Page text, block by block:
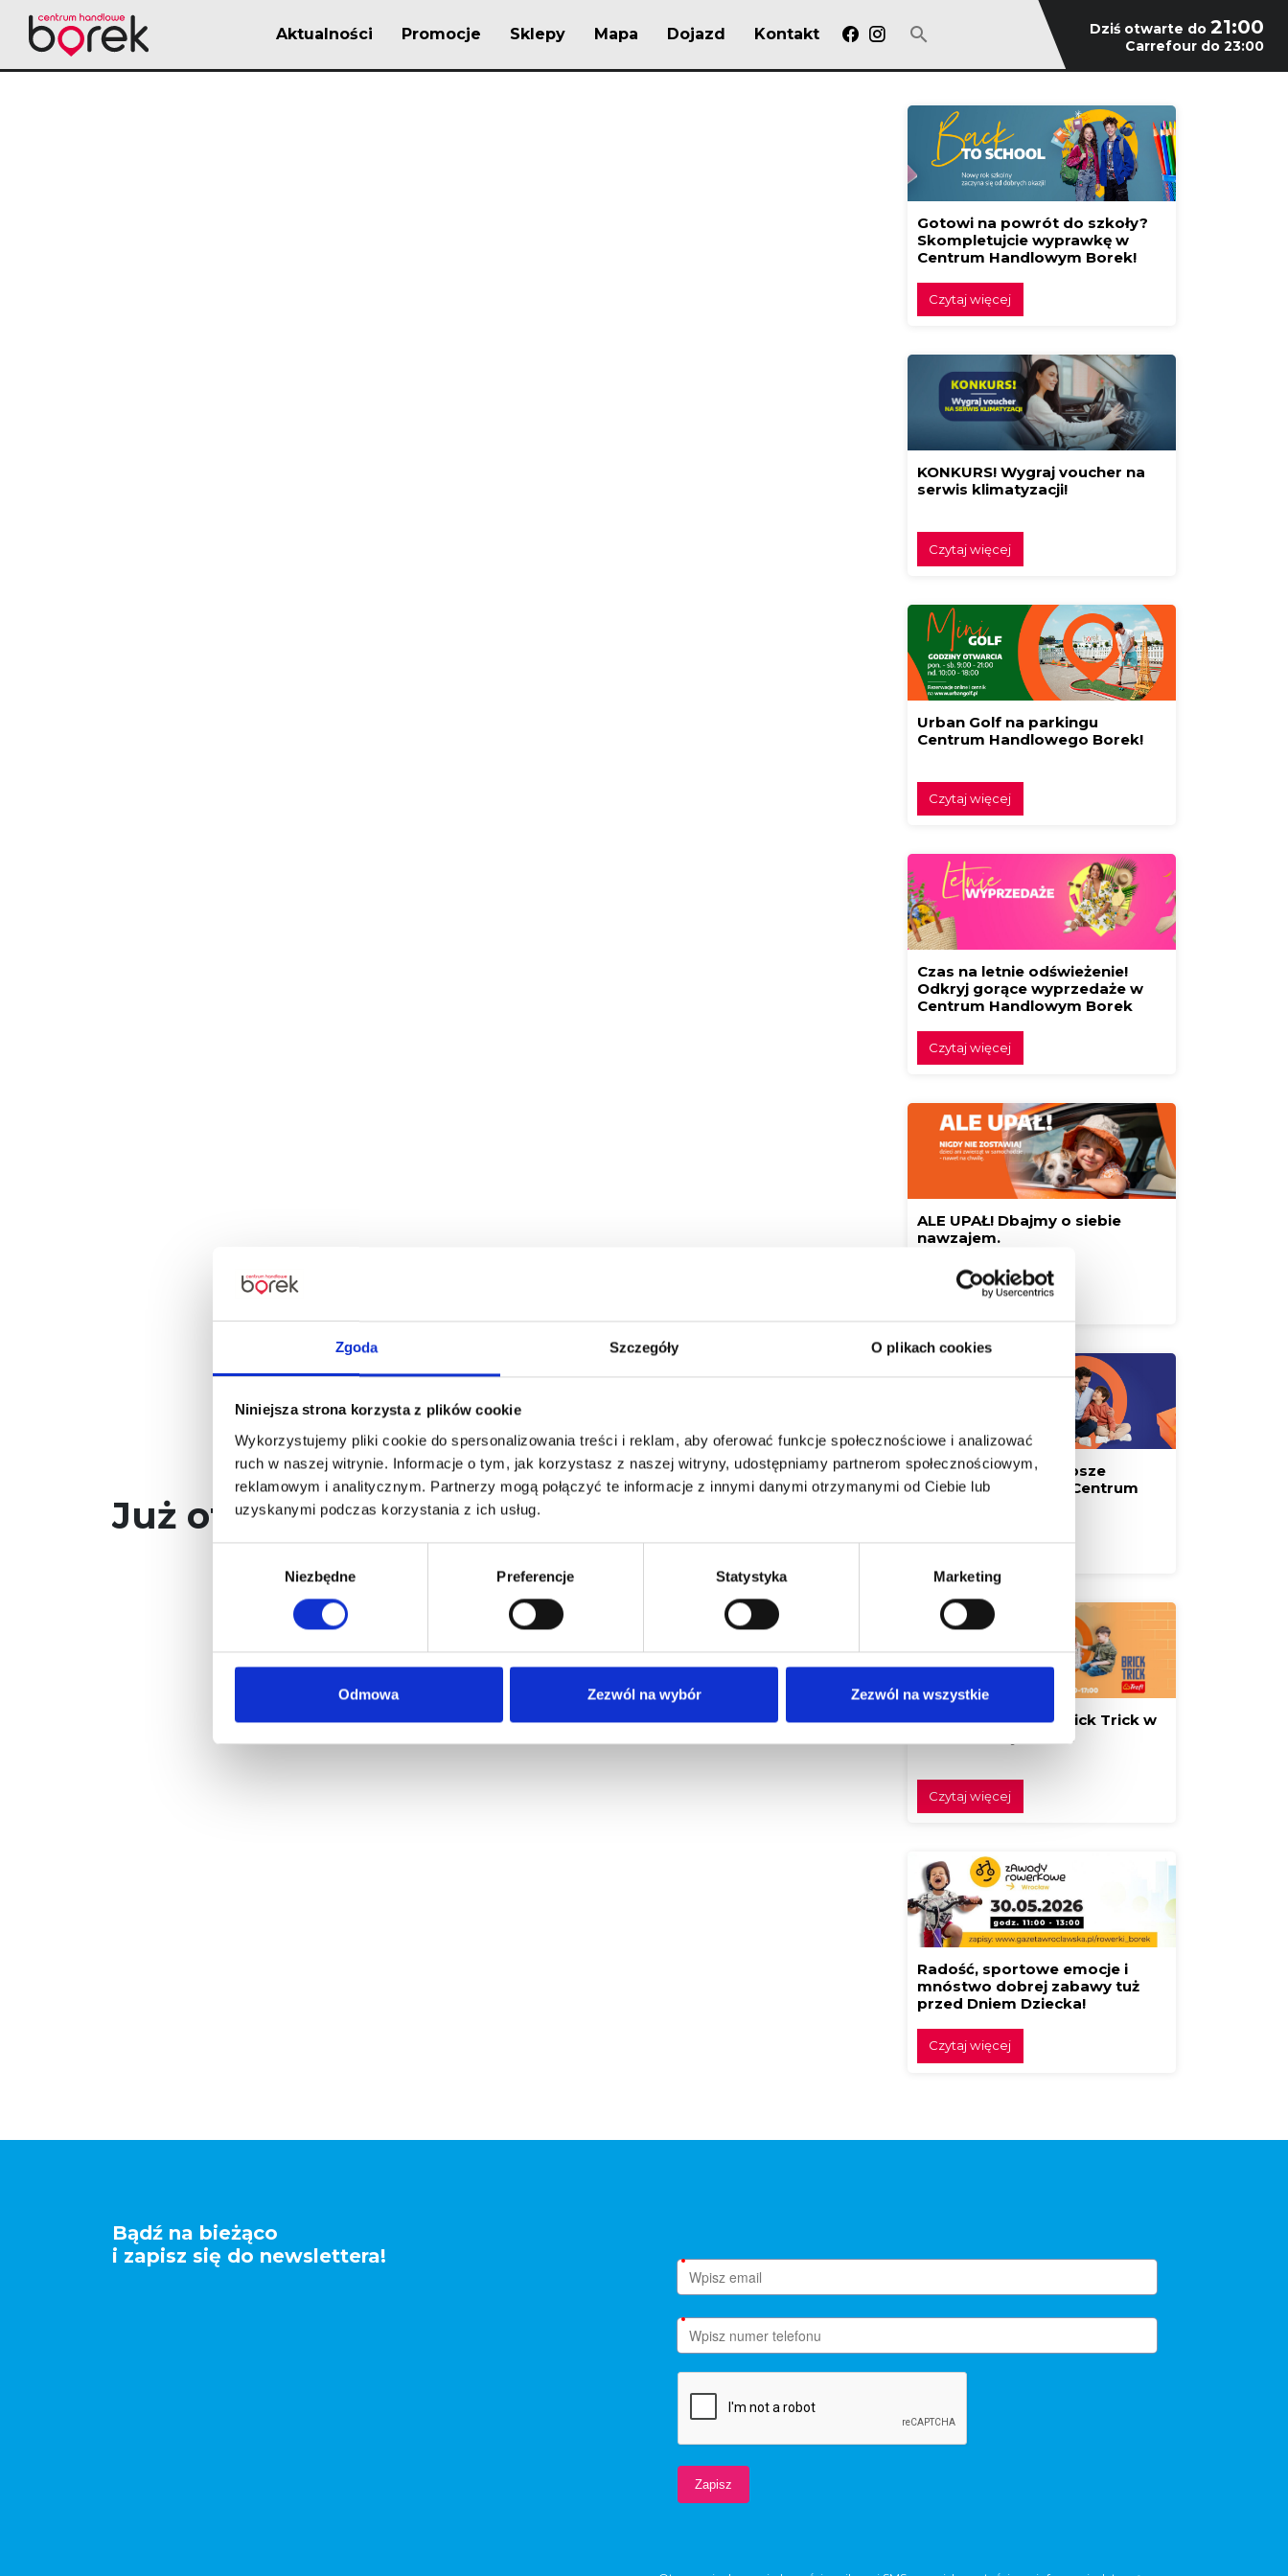
Zgoda Szczegóły O plikach cookies
Niniejsza strona korzysta z plików cookie
Wykorzystujemy pliki cookie do spersonalizowania treści i reklam, aby oferować funkcje społecznościowe i analizować
ruch w naszej witrynie. Informacje o tym, jak korzystasz z naszej witryny, udostępniamy partnerom społecznościowym,
reklamowym i analitycznym. Partnerzy mogą połączyć te informacje z innymi danymi otrzymanymi od Ciebie lub
uzyskanymi podczas korzystania z ich usług.
Niezbędne Preferencje Statystyka Marketing
Odmowa Zezwól na wybór Zezwól na wszystkie
Aktualności Promocje Sklepy Mapa Dojazd Kontakt Dziś otwarte do 21:00
Carrefour do 23:00
Już otwarte!
Gotowi na powrót do szkoły?
Skompletujcie wyprawkę w
Centrum Handlowym Borek!
Czytaj więcej
KONKURS! Wygraj voucher na
serwis klimatyzacji!
Czytaj więcej
Urban Golf na parkingu
Centrum Handlowego Borek!
Czytaj więcej
Czas na letnie odświeżenie!
Odkryj gorące wyprzedaże w
Centrum Handlowym Borek
Czytaj więcej
ALE UPAŁ! Dbajmy o siebie
nawzajem.
Czytaj więcej
Zaskocz Tatę! Najlepsze
prezenty czekają w Centrum
Czytaj więcej
Festiwal Klocków Brick Trick w
Borku! Buduj z nami!
Czytaj więcej
Radość, sportowe emocje i
mnóstwo dobrej zabawy tuż
przed Dniem Dziecka!
Czytaj więcej
Bądź na bieżąco
i zapisz się do newslettera!